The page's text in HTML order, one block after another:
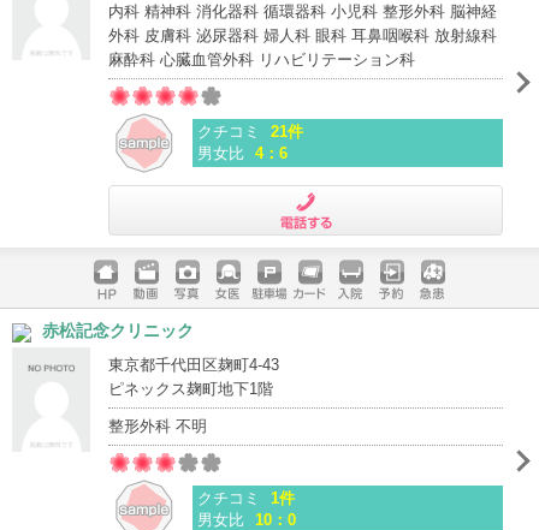
内科 精神科 消化器科 循環器科 小児科 整形外科 脳神経
外科 皮膚科 泌尿器科 婦人科 眼科 耳鼻咽喉科 放射線科
麻酔科 心臓血管外科 リハビリテーション科
クチコミ
21件
男女比 4：6
ホームペ
ージ
動画 写真 女医 駐車場
クレジッ
入院 予約 急患
赤松記念クリニック
東京都千代田区麹町4-43
ピネックス麹町地下1階
整形外科 不明
クチコミ
1件
男女比
10：0